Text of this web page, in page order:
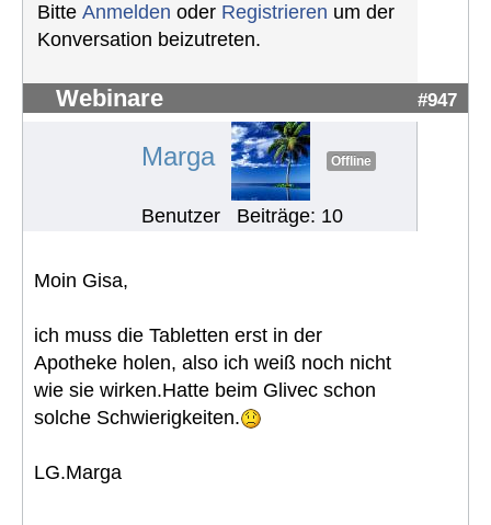
Bitte Anmelden oder Registrieren um der
Konversation beizutreten.
Webinare #947
Marga Offline
Benutzer Beiträge: 10
Moin Gisa,
ich muss die Tabletten erst in der
Apotheke holen, also ich weiß noch nicht
wie sie wirken.Hatte beim Glivec schon
solche Schwierigkeiten.
LG.Marga